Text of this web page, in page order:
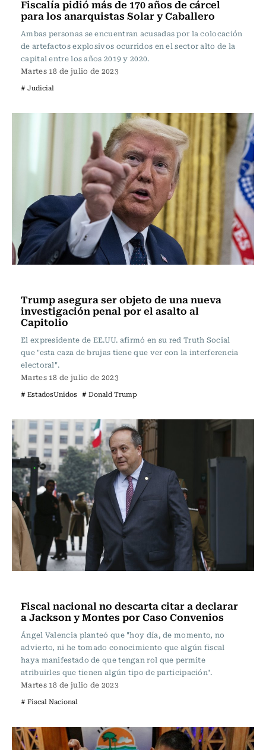
Fiscalía pidió más de 170 años de cárcel
para los anarquistas Solar y Caballero
Ambas personas se encuentran acusadas por la colocación
de artefactos explosivos ocurridos en el sector alto de la
capital entre los años 2019 y 2020.
Martes 18 de julio de 2023
# Judicial
Trump asegura ser objeto de una nueva
investigación penal por el asalto al
Capitolio
El expresidente de EE.UU. afirmó en su red Truth Social
que "esta caza de brujas tiene que ver con la interferencia
electoral".
Martes 18 de julio de 2023
# EstadosUnidos # Donald Trump
Fiscal nacional no descarta citar a declarar
a Jackson y Montes por Caso Convenios
Ángel Valencia planteó que "hoy día, de momento, no
advierto, ni he tomado conocimiento que algún fiscal
haya manifestado de que tengan rol que permite
atribuirles que tienen algún tipo de participación".
Martes 18 de julio de 2023
# Fiscal Nacional